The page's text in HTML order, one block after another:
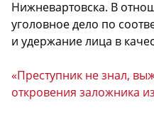
Нижневартовска. В
уголовное дело по
и удержание лица в
«Преступник не знал,
откровения заложника